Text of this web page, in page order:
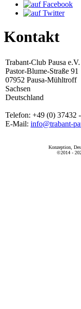
Kontakt
Trabant-Club Pausa e.V.
Pastor-Blume-Straße 91
07952 Pausa-Mühltroff
Sachsen
Deutschland
Telefon: +49 (0) 37432
E-Mail: info@trabant-
Konzeption,
©2014 -